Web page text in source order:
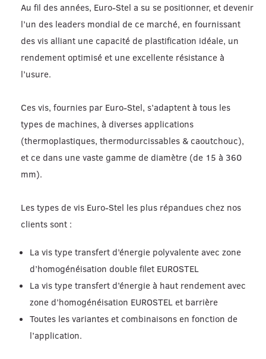
Au fil des années, Euro-Stel a su se positionner, et devenir
l’un des leaders mondial de ce marché, en fournissant
des vis alliant une capacité de plastification idéale, un
rendement optimisé et une excellente résistance à
l’usure.
Ces vis, fournies par Euro-Stel, s’adaptent à tous les
types de machines, à diverses applications
(thermoplastiques, thermodurcissables & caoutchouc),
et ce dans une vaste gamme de diamètre (de 15 à 360
mm).
Les types de vis Euro-Stel les plus répandues chez nos
clients sont :
La vis type transfert d’énergie polyvalente avec zone
d’homogénéisation double filet EUROSTEL
La vis type transfert d’énergie à haut rendement avec
zone d’homogénéisation EUROSTEL et barrière
Toutes les variantes et combinaisons en fonction de
l’application.